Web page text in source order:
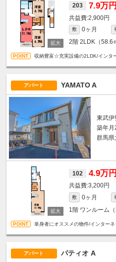
203 7.9万円
2,900円
敷 0ヶ月
2階 2LDK（58.6
収納豊富☆充実設備の2LDK/インタ
アパート YAMATO A
東武伊
築年
群馬県
102 4.9万円
3,200円
敷 0ヶ月
1階 ワンルーム
単身者にオススメの物件/インター
アパート パティオ A